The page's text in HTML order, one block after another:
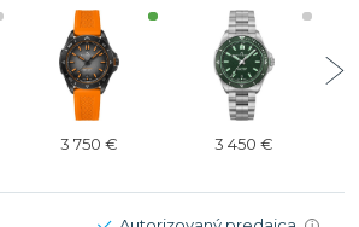
3 750 € 3 450 €